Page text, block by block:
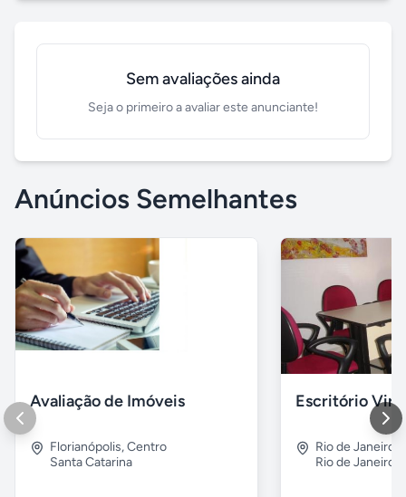
Sem avaliações ainda
Seja o primeiro a avaliar este anunciante!
Anúncios Semelhantes
Avaliação de Imóveis
Florianópolis,Centro
Santa Catarina
Escritório
Rio de Janeiro
Rio de Janeiro